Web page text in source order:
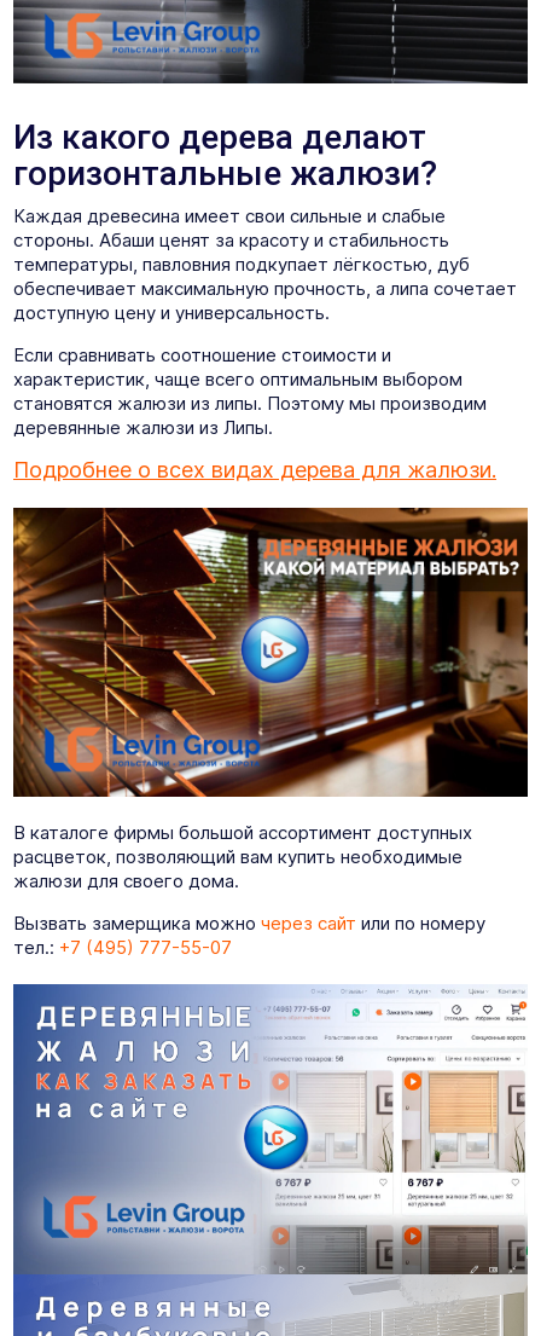
Из какого дерева делают
горизонтальные жалюзи?
Каждая древесина имеет свои сильные и слабые
стороны. Абаши ценят за красоту и стабильность
температуры, павловния подкупает лёгкостью, дуб
обеспечивает максимальную прочность, а липа сочетает
доступную цену и универсальность.
Если сравнивать соотношение стоимости и
характеристик, чаще всего оптимальным выбором
становятся жалюзи из липы. Поэтому мы производим
деревянные жалюзи из Липы.
Подробнее о всех видах дерева для жалюзи.
В каталоге фирмы большой ассортимент доступных
расцветок, позволяющий вам купить необходимые
жалюзи для своего дома.
Вызвать замерщика можно через сайт или по номеру
тел.: +7 (495) 777-55-07